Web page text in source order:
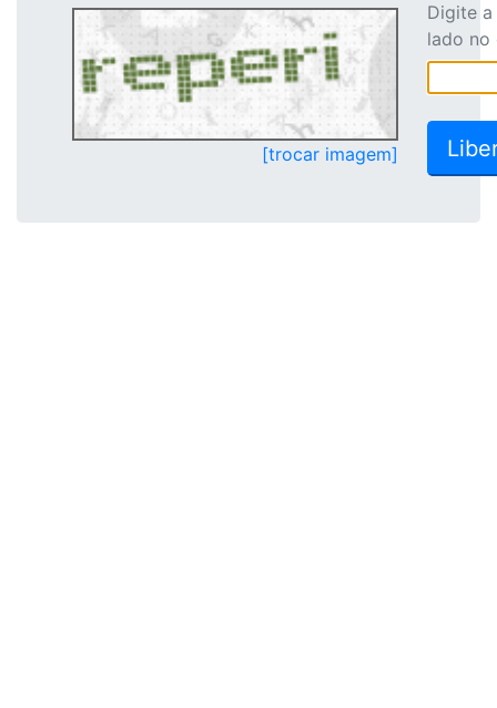
[trocar imagem]
Digite
lado no